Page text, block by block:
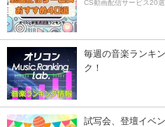
CS動画配信サービス20選
毎週の音楽ランキ
ク！
試写会、登壇イベ